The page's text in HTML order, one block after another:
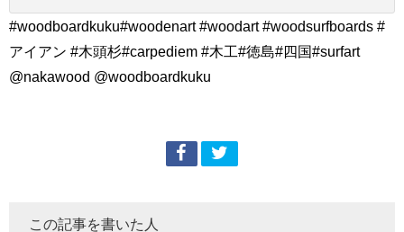
#woodboardkuku#woodenart #woodart #woodsurfboards #
アイアン #木頭杉#carpediem #木工#徳島#四国#surfart
@nakawood @woodboardkuku
この記事を書いた人